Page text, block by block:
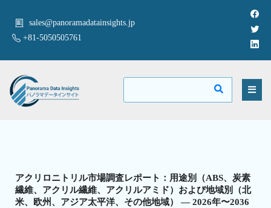
sales@panoramadatainsights.jp
+81-5050505761
アクリロニトリル市場調査レポート：用途別（ABS、炭素
繊維、アクリル繊維、アクリルアミド）および地域別（北
米、欧州、アジア太平洋、その他地域） — 2026年〜2036